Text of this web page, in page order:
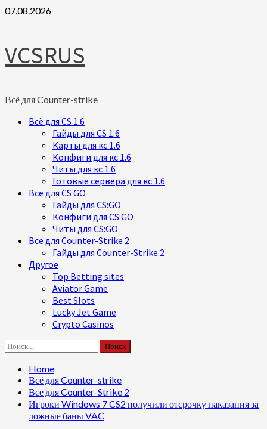
Skip
07.08.2026
VCSRUS
Всё для Counter-strike
PrimaryВсё для CS 1.6
Гайды для CS 1.6
Карты для кс 1.6
Конфиги для кс 1.6
Читы для кс 1.6
Готовые сервера для кс 1.6
Все для CS GO
Гайды для CS:GO
Конфиги для CS:GO
Читы для CS:GO
Все для Counter-Strike 2
Гайды для Counter-Strike 2
Другое
Top Betting sites
Aviator Game
Best Slots
Lucky Jet Game
Crypto Casinos
Найти:
Home
Всё для Counter-strike
Все для Counter-Strike 2
Игроки Windows 7 CS2 получили отсрочку наказания за
ложные баны VAC